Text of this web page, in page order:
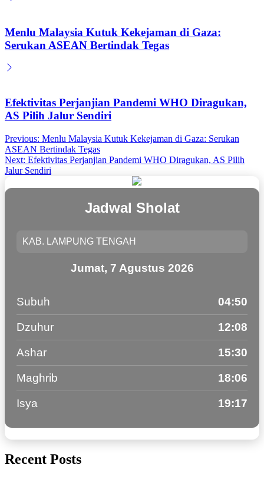
Menlu Malaysia Kutuk Kekejaman di Gaza:
Serukan ASEAN Bertindak Tegas
Efektivitas Perjanjian Pandemi WHO Diragukan,
AS Pilih Jalur Sendiri
Post
navigation
Previous: Menlu Malaysia Kutuk Kekejaman di Gaza: Serukan
ASEAN Bertindak Tegas
Next: Efektivitas Perjanjian Pandemi WHO Diragukan, AS Pilih
Jalur Sendiri
Jadwal Sholat
Jumat, 7 Agustus 2026
Subuh 04:50
Dzuhur 12:08
Ashar 15:30
Maghrib 18:06
Isya 19:17
Recent Posts